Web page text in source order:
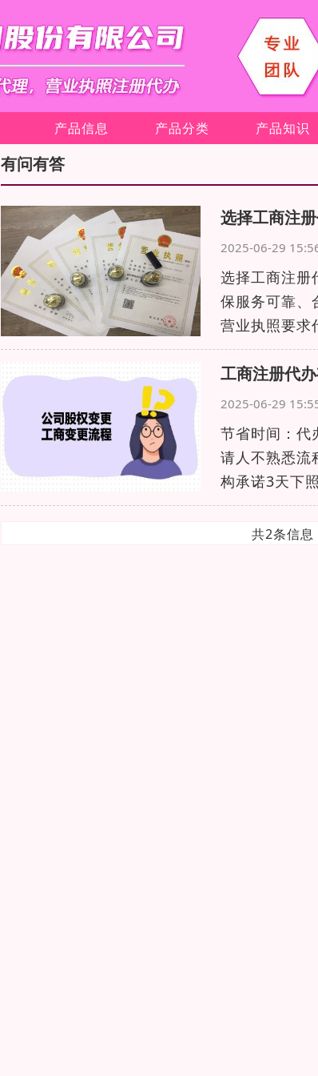
产品信息 产品分类 产品知识
有问有答
选择工商注
2025-06-29
选择工商注册
保服务可靠、
营业执照要求
工商注册代
2025-06-29
节省时间：代
请人不熟悉流
构承诺3天下
共2条信